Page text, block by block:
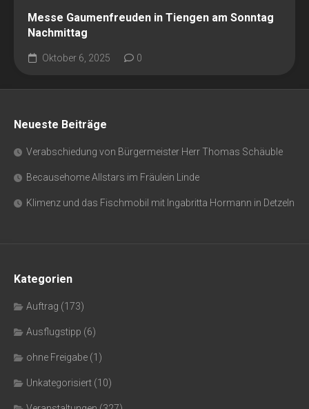
Messe Gaumenfreuden in Tiengen am Sonntag
Nachmittag
Oktober 6, 2025 0
Neueste Beiträge
Verabschiedung von Bürgermeister Herr Thomas Schäuble
Becausehome Allstars im Fräulein Linde
Klimenz und das Fischmobil mit Ingabritta Hormann in Detzeln
Kategorien
Auftrag (173)
Ausflugstipp (6)
ohne Freigabe (1)
Unkategorisiert (10)